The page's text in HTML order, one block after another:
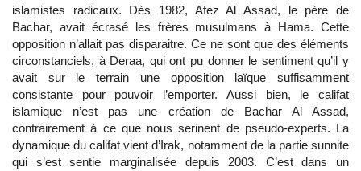
islamistes radicaux. Dès 1982, Afez Al Assad, le père de
Bachar, avait écrasé les frères musulmans à Hama. Cette
opposition n’allait pas disparaitre. Ce ne sont que des éléments
circonstanciels, à Deraa, qui ont pu donner le sentiment qu’il y
avait sur le terrain une opposition laïque suffisamment
consistante pour pouvoir l’emporter. Aussi bien, le califat
islamique n’est pas une création de Bachar Al Assad,
contrairement à ce que nous serinent de pseudo-experts. La
dynamique du califat vient d’Irak, notamment de la partie sunnite
qui s’est sentie marginalisée depuis 2003. C’est dans un